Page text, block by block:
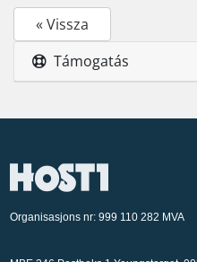
« Vissza
Támogatás
Organisasjons nr: 999 110 282 MVA